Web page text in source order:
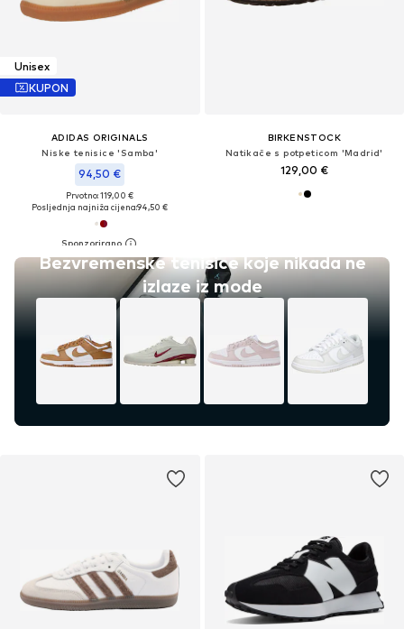
Unisex
KUPON
ADIDAS ORIGINALS
Niske tenisice 'Samba'
94,50 €
Prvotno: 119,00 €
Posljednja najniža cijena:94,50 €
Bezvremenske tenisice koje nikada ne
izlaze iz mode
BIRKENSTOCK
Natikače s potpeticom 'Madrid'
129,00 €